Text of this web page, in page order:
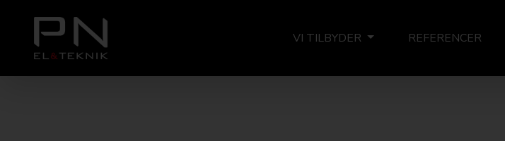
VI TILBYDER REFERENCER